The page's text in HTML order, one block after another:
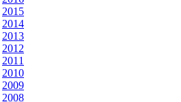
2015
2014
2013
2012
2011
2010
2009
2008